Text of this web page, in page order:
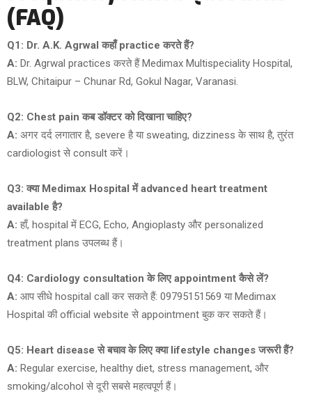
(FAQ)
Q1: Dr. A.K. Agrwal कहाँ practice करते हैं?
A: Dr. Agrwal practices करते हैं Medimax Multispeciality Hospital,
BLW, Chitaipur – Chunar Rd, Gokul Nagar, Varanasi.
Q2: Chest pain कब डॉक्टर को दिखाना चाहिए?
A: अगर दर्द लगातार है, severe है या sweating, dizziness के साथ है, तुरंत
cardiologist से consult करें।
Q3: क्या Medimax Hospital में advanced heart treatment
available है?
A: हाँ, hospital में ECG, Echo, Angioplasty और personalized
treatment plans उपलब्ध हैं।
Q4: Cardiology consultation के लिए appointment कैसे लें?
A: आप सीधे hospital call कर सकते हैं: 09795151569 या Medimax
Hospital की official website से appointment बुक कर सकते हैं।
Q5: Heart disease से बचाव के लिए क्या lifestyle changes जरूरी हैं?
A: Regular exercise, healthy diet, stress management, और
smoking/alcohol से दूरी सबसे महत्वपूर्ण हैं।